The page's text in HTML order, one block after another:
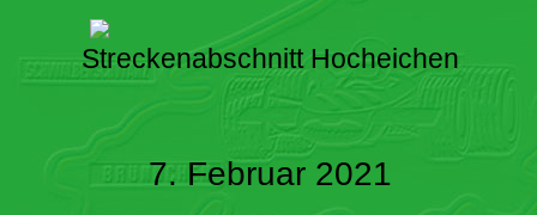
Streckenabschnitt Hocheichen
7. Februar 2021